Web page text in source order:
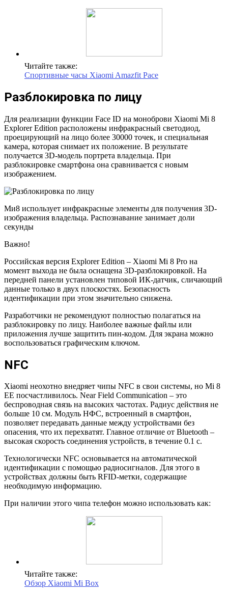
Читайте также:
Спортивные часы Xiaomi Amazfit Pace
Разблокировка по лицу
Для реализации функции Face ID на моноброви Xiaomi Mi 8
Explorer Edition расположены инфракрасный светодиод,
проецирующий на лицо более 30000 точек, и специальная
камера, которая снимает их положение. В результате
получается 3D-модель портрета владельца. При
разблокировке смартфона она сравнивается с новым
изображением.
Ми8 использует инфракрасные элементы для получения 3D-
изображения владельца. Распознавание занимает доли
секунды
Важно!
Российская версия Explorer Edition – Xiaomi Mi 8 Pro на
момент выхода не была оснащена 3D-разблокировкой. На
передней панели установлен типовой ИК-датчик, сличающий
данные только в двух плоскостях. Безопасность
идентификации при этом значительно снижена.
Разработчики не рекомендуют полностью полагаться на
разблокировку по лицу. Наиболее важные файлы или
приложения лучше защитить пин-кодом. Для экрана можно
воспользоваться графическим ключом.
NFC
Xiaomi неохотно внедряет чипы NFC в свои системы, но Mi 8
EE посчастливилось. Near Field Communication – это
беспроводная связь на высоких частотах. Радиус действия не
больше 10 см. Модуль НФС, встроенный в смартфон,
позволяет передавать данные между устройствами без
опасения, что их перехватят. Главное отличие от Bluetooth –
высокая скорость соединения устройств, в течение 0.1 с.
Технологически NFC основывается на автоматической
идентификации с помощью радиосигналов. Для этого в
устройствах должны быть RFID-метки, содержащие
необходимую информацию.
При наличии этого чипа телефон можно использовать как:
Читайте также:
Обзор Xiaomi Mi Box